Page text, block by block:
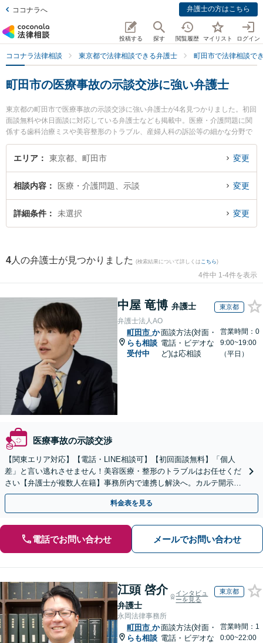
ココナラへ 弁護士の方はこちら
投稿する 探す 閲覧履歴 マイリスト ログイン
ココナラ法律相談 東京都で法律相談できる弁護士 町田市で法律相談で
町田市の医療事故の示談交渉に強い弁護士
東京都の町田市で医療事故の示談交渉に強い弁護士が4名見つかりました。初回
面談無料や休日面談に対応している弁護士なども掲載中。医療・介護問題に関
係する歯科治療ミスや美容整形のトラブル、産婦人科の訴訟等の細かな分野で
の絞り込み検索もでき便利です。特に至誠総合法律事務所の野澤 孝有弁護士や
永島法律事務所の永島 徹弁護士、松本・渡邉法律事務所の渡邉 祐太弁護士のプ
い』『医療事故の示談交渉のトラブル解決の実績豊富な近くの弁護士を検索し
たい』『初回相談無料で医療事故の示談交渉を法律相談できる町田市内の弁護
士に相談予約したい』などでお困りの相談者さんにおすすめです。
エリア 東京都、町田市 変更
相談内容 医療・介護問題、示談 変更
詳細条件 未選択 変更
4 人の弁護士が見つかりました (検索結果について詳しくは こちら)
4件中 1-4件を表示
中屋 竜博 弁護士 東京都
弁護士法人AO
町田市 か
らも相談
受付中
面談方法(対面・
電話・ビデオな
ど)は応相談
営業時間：0
9:00~19:00
（平日）
医療事故の示談交渉
【関東エリア対応】【電話・LINE相談可】【初回面談無料】「個人
差」と言い逃れさせません！美容医療・整形のトラブルはお任せくだ
さい【弁護士が複数人在籍】事務所内で連携し解決へ。カルテ開示や
返金・賠償請求をサポートいたします【休日夜間面談可】
料金表を見る
電話でお問い合わせ メールでお問い合わせ
江頭 啓介
弁護士
インタビュ
ーを見る
東京都
永岡法律事務所
町田市 か
らも相談
面談方法(対面・
電話・ビデオな
営業時間：1
0:00~22:00